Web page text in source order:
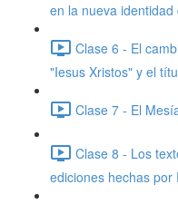
en la nueva
Clase 6 - El
"Iesus Xristos" y el
Clase 7 - El
Clase 8 - Los
ediciones hechas por